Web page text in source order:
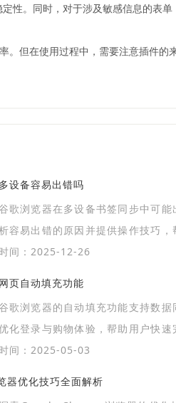
性。同时，对于涉及敏感信息的表
但在使用过程中，需要注意插件的
设备容易出错吗
歌浏览器在多设备书签同步中可能
容易出错的原因并提供操作技巧，
稳定性。
时间：2025-12-26
页自动填充功能
歌浏览器的自动填充功能支持数据
化登录与购物体验，帮助用户快速
升操作效率与便利度。
时间：2025-05-03
优化技巧全面解析